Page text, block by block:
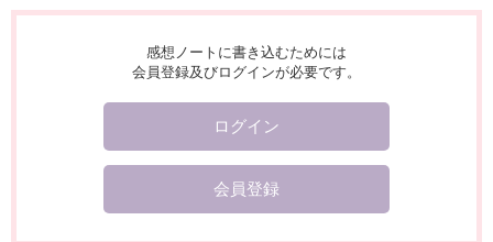
感想ノートに書き込むためには
会員登録及びログインが必要です。
ログイン
会員登録